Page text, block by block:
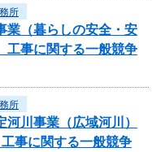
所
業（暮らしの安全・安
事に関する一般競争
所
川事業（広域河川）
事に関する一般競争